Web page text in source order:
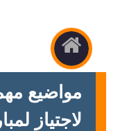
مواضيع
لاجتياز